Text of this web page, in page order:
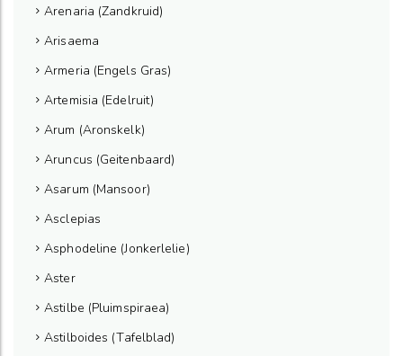
Arenaria (Zandkruid)
Arisaema
Armeria (Engels Gras)
Artemisia (Edelruit)
Arum (Aronskelk)
Aruncus (Geitenbaard)
Asarum (Mansoor)
Asclepias
Asphodeline (Jonkerlelie)
Aster
Astilbe (Pluimspiraea)
Astilboides (Tafelblad)